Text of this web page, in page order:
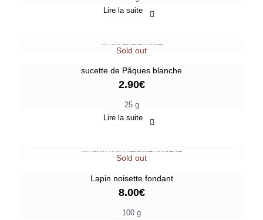
Lire la suite
Sold out
sucette de Pâques blanche
2.90€
25 g
Lire la suite
Sold out
Lapin noisette fondant
8.00€
100 g